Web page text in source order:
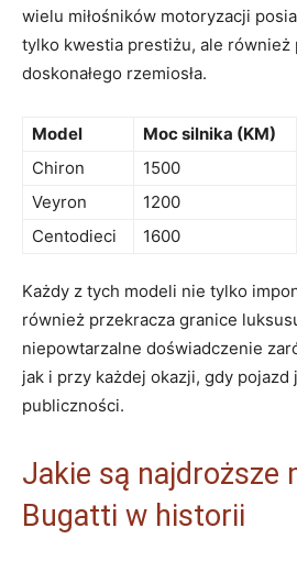
⁤wielu miłośników motoryzacji
tylko kwestia prestiżu, ale również
doskonałego rzemiosła.
Model Moc​ silnika ⁣(KM)
Chiron
1500
Veyron
1200
Centodieci
1600
Każdy z tych modeli nie tylko
również przekracza granice
niepowtarzalne doświadczenie
jak i ⁣przy każdej​ okazji, gdy
publiczności.
Jakie są najdroższe
Bugatti w historii